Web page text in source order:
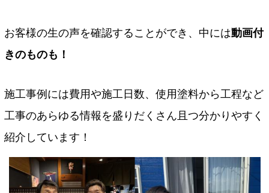
お客様の生の声を確認することができ、中には動画付
きのものも！
施工事例には費用や施工日数、使用塗料から工程など
工事のあらゆる情報を盛りだくさん且つ分かりやすく
紹介しています！